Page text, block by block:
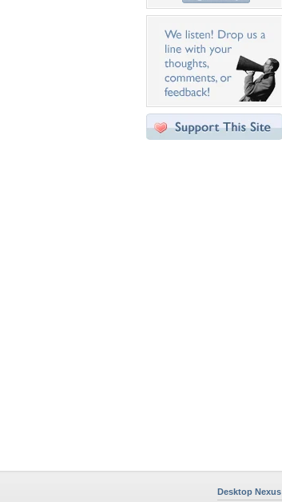
Desktop Nexus